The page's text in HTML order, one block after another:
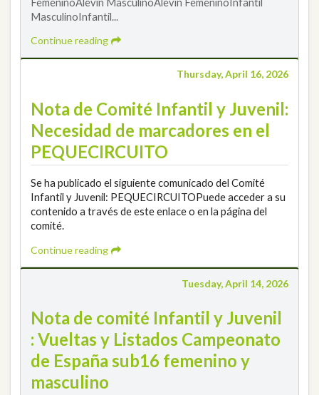
MasculinoInfantil...
Continue reading
Thursday, April 16, 2026
Nota de Comité Infantil y Juvenil:
Necesidad de marcadores en el
PEQUECIRCUITO
Se ha publicado el siguiente comunicado del Comité
Infantil y Juvenil: PEQUECIRCUITOPuede acceder a su
contenido a través de este enlace o en la página del
comité.
Continue reading
Tuesday, April 14, 2026
Nota de comité Infantil y Juvenil
: Vueltas y Listados Campeonato
de España sub16 femenino y
masculino